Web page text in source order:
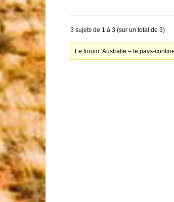
3 sujets de 1 à 3 (sur un total de 3)
Le forum ‘Australie – le pays-